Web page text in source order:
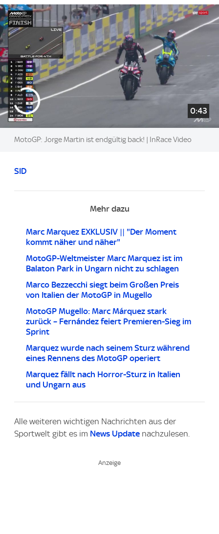
0:43
MotoGP: Jorge Martin ist endgültig back! | InRace Video
SID
Mehr dazu
Marc Marquez EXKLUSIV || "Der Moment
kommt näher und näher"
MotoGP-Weltmeister Marc Marquez ist im
Balaton Park in Ungarn nicht zu schlagen
Marco Bezzecchi siegt beim Großen Preis
von Italien der MotoGP in Mugello
MotoGP Mugello: Marc Márquez stark
zurück – Fernández feiert Premieren-Sieg im
Sprint
Marquez wurde nach seinem Sturz während
eines Rennens des MotoGP operiert
Marquez fällt nach Horror-Sturz in Italien
und Ungarn aus
Alle weiteren wichtigen Nachrichten aus der
Sportwelt gibt es im News Update nachzulesen.